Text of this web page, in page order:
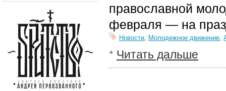
православной
февраля — на
Новости, Молодежное движение,
Читать дальше